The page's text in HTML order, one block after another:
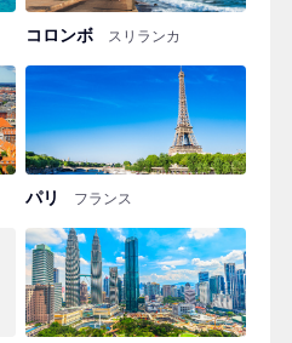
コロンボ スリランカ
パリ フランス